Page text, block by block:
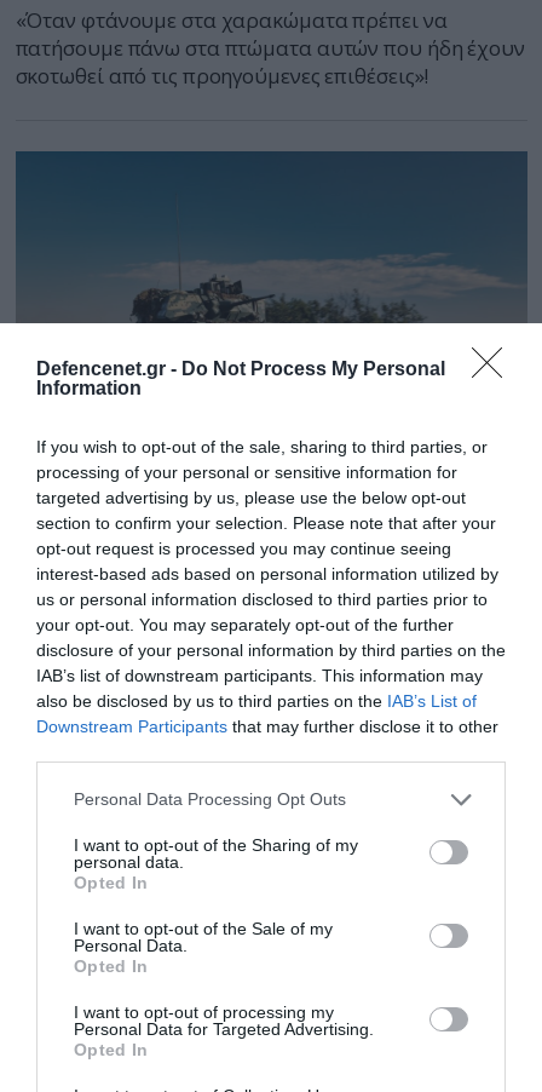
Defencenet.gr - Do Not Process My Personal
Information
If you wish to opt-out of the sale, sharing to third parties, or
processing of your personal or sensitive information for
targeted advertising by us, please use the below opt-out
section to confirm your selection. Please note that after your
opt-out request is processed you may continue seeing
interest-based ads based on personal information utilized by
us or personal information disclosed to third parties prior to
your opt-out. You may separately opt-out of the further
disclosure of your personal information by third parties on the
IAB’s list of downstream participants. This information may
also be disclosed by us to third parties on the IAB’s List of
Downstream Participants that may further disclose it to other
Please note that this website/app uses one or more Google
not limited to your visit or usage behaviour. You may click to
grant or deny consent to Google and its third-party tags to
use your data for below specified purposes in below Google
consent section.
Personal Data Processing Opt Outs
I want to opt-out of the Sharing of my
personal data.
Opted In
I want to opt-out of the Sale of my
Personal Data.
Opted In
I want to opt-out of processing my
Personal Data for Targeted Advertising.
Opted In
«Όταν φτάνουμε στα χαρακώματα πρέπει να
πατήσουμε πάνω στα πτώματα αυτών που ήδη έχουν
σκοτωθεί από τις προηγούμενες επιθέσεις»!
18.06.2023 | 09:00
Επιθέσεις των Ουκρανών σε όλη την
μεθόριο – Ψάχνουν για «αδύνατα σημεία»
στην ρωσική άμυνα παρά τις απώλειες
Επικριτικός ο πρώην αρχηγός των ουκρανικών
αερομεταφερόμενων δυνάμεων